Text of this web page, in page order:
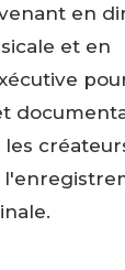
en
et en